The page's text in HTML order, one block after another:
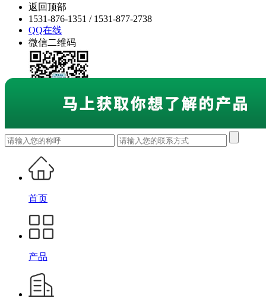
返回顶部
1531-876-1351 / 1531-877-2738
QQ在线
微信二维码
首页
产品